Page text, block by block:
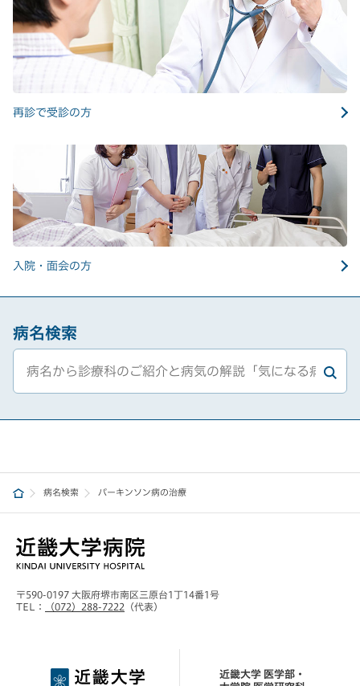
再診で受診の方
入院・面会の方
病名検索
病名検索 パーキンソン病の治療
〒590-0197 大阪府堺市南区三原台1丁14番1号
TEL：
（072）288-7222 （代表）
近畿大学 医学部・